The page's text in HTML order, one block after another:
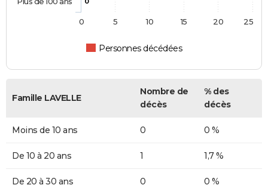
Personnes décédées
0 5 10 15 20 25
Famille LAVELLE
Nombre de
décès
% des
décès
Moins de 10 ans 0 0 %
De 10 à 20 ans 1 1,7 %
De 20 à 30 ans 0 0 %